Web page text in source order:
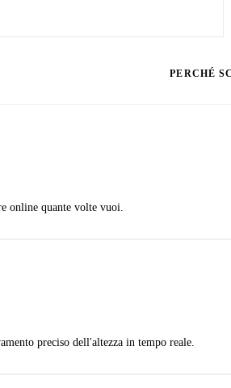
PERCHÉ
online quante volte vuoi.
preciso dell'altezza in tempo reale.